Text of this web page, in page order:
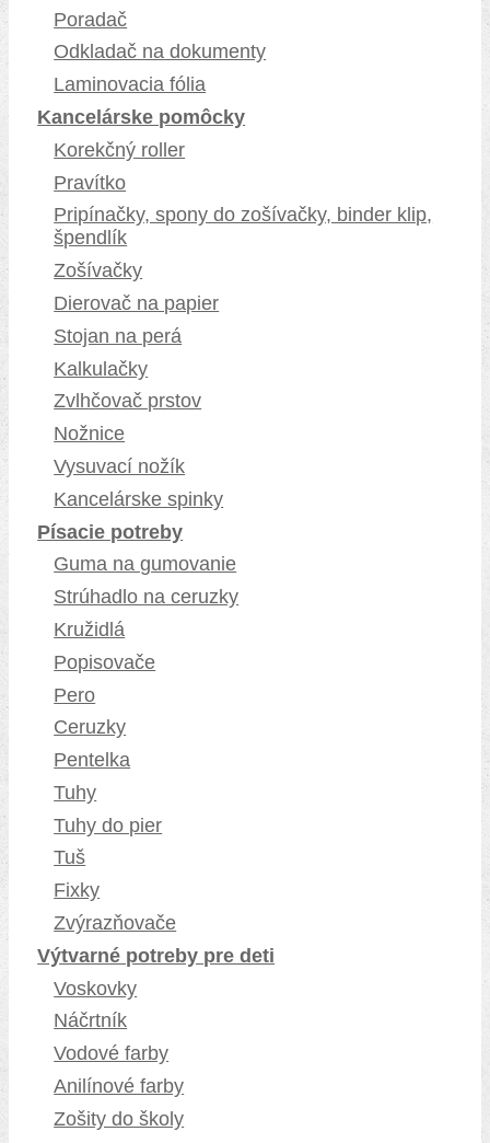
Poradač
Odkladač na dokumenty
Laminovacia fólia
Kancelárske pomôcky
Korekčný roller
Pravítko
Pripínačky, spony do zošívačky, binder klip,
špendlík
Zošívačky
Dierovač na papier
Stojan na perá
Kalkulačky
Zvlhčovač prstov
Nožnice
Vysuvací nožík
Kancelárske spinky
Písacie potreby
Guma na gumovanie
Strúhadlo na ceruzky
Kružidlá
Popisovače
Pero
Ceruzky
Pentelka
Tuhy
Tuhy do pier
Tuš
Fixky
Zvýrazňovače
Výtvarné potreby pre deti
Voskovky
Náčrtník
Vodové farby
Anilínové farby
Zošity do školy